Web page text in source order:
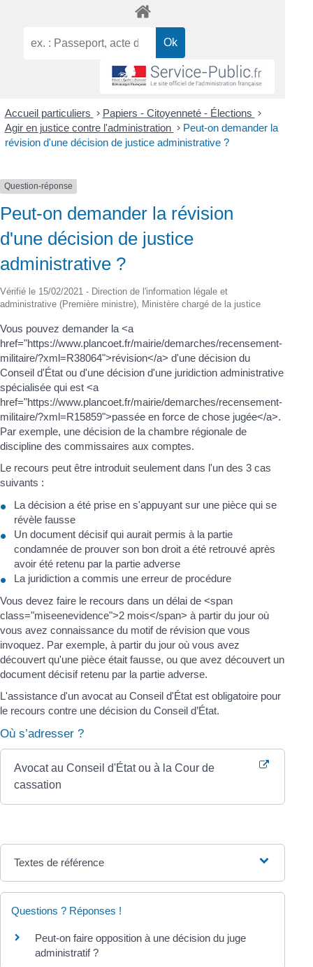
Accueil particuliers > Papiers - Citoyenneté - Élections >
Agir en justice contre l'administration > Peut-on demander la
révision d'une décision de justice administrative ?
Question-réponse
Peut-on demander la révision
d'une décision de justice
administrative ?
Vérifié le 15/02/2021 - Direction de l'information légale et
administrative (Première ministre), Ministère chargé de la justice
Vous pouvez demander la <a
href="https://www.plancoet.fr/mairie/demarches/recensement-
militaire/?xml=R38064">révision</a> d'une décision du
Conseil d'État ou d'une décision d'une juridiction administrative
spécialisée qui est <a
href="https://www.plancoet.fr/mairie/demarches/recensement-
militaire/?xml=R15859">passée en force de chose jugée</a>.
Par exemple, une décision de la chambre régionale de
discipline des commissaires aux comptes.
Le recours peut être introduit seulement dans l'un des 3 cas
suivants :
La décision a été prise en s'appuyant sur une pièce qui se
révèle fausse
Un document décisif qui aurait permis à la partie
condamnée de prouver son bon droit a été retrouvé après
avoir été retenu par la partie adverse
La juridiction a commis une erreur de procédure
Vous devez faire le recours dans un délai de <span
class="miseenevidence">2 mois</span> à partir du jour où
vous avez connaissance du motif de révision que vous
invoquez. Par exemple, à partir du jour où vous avez
découvert qu'une pièce était fausse, ou que avez découvert un
document décisif retenu par la partie adverse.
L'assistance d'un avocat au Conseil d'État est obligatoire pour
le recours contre une décision du Conseil d’État.
Où s’adresser ?
Avocat au Conseil d'État ou à la Cour de
cassation
Textes de référence
Questions ? Réponses !
Peut-on faire opposition à une décision du juge
administratif ?